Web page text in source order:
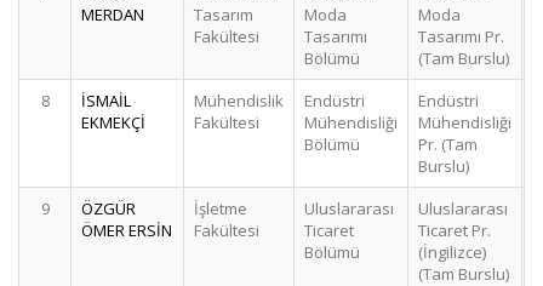
MERDAN
Tasarım
Fakültesi
Moda
Tasarımı
Bölümü
Moda
Tasarımı Pr.
(Tam Burslu)
8
İSMAİL
EKMEKÇİ
Mühendislik
Fakültesi
Endüstri
Mühendisliği
Bölümü
Endüstri
Mühendisliği
Pr. (Tam
Burslu)
9
ÖZGÜR
ÖMER ERSİN
İşletme
Fakültesi
Uluslararası
Ticaret
Bölümü
Uluslararası
Ticaret Pr.
(İngilizce)
(Tam Burslu)